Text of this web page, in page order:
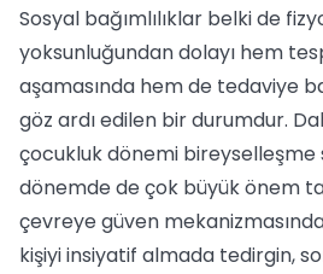
Sosyal bağımlılıklar belki de
yoksunluğundan dolayı hem
aşamasında hem de tedaviye
göz ardı edilen bir durumdur.
çocukluk dönemi bireyselleşme
dönemde de çok büyük önem
çevreye güven
kişiyi insiyatif almada tedirgin,